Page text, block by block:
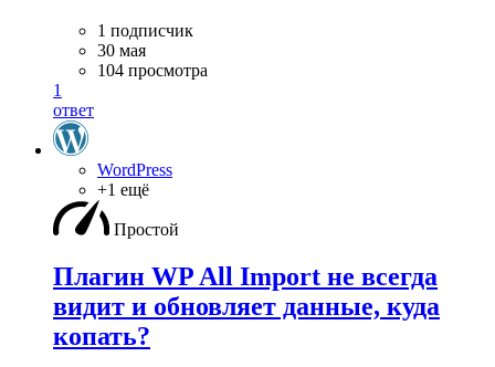
1 подписчик
30 мая
104 просмотра
1
ответ
WordPress
+1 ещё
Простой
Плагин WP All Import не всегда
видит и обновляет данные, куда
копать?